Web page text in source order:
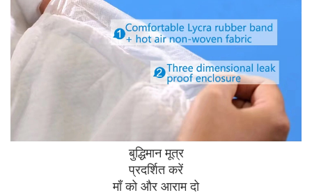
बुद्धिमान मूत्र
प्रदर्शित करें
माँ को और आराम दो